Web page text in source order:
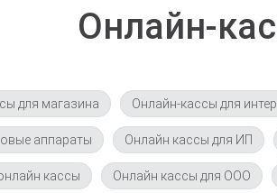
Онлайн-
для магазина Онлайн-кассы для
аппараты Онлайн кассы для ИП
кассы Онлайн кассы для ООО